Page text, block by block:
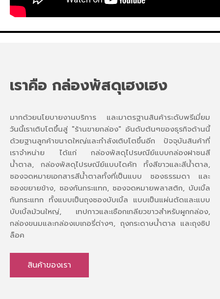
เราคือ กล่องพัสดุเฮงเฮง
มากด้วยนโยบายงานบริการ และมาตรฐานสินค้าระดับพรีเมี่ยม
วันนี้เราเติบโตขึ้นสู่ "ร้านขายกล่อง" อันดับต้นๆของธุรกิจด้านนี้
ด้วยฐานลูกค้าขนาดใหญ่และกำลังเติบโตขึ้นอีก ปัจจุบันสินค้าที่
เราจำหน่าย ได้แก่ กล่องพัสดุไปรษณีย์แบบกล่องฝาชนสี
น้ำตาล, กล่องพัสดุไปรษณีย์แบบไดคัท ทั้งสีขาวและสีน้ำตาล,
ซองจดหมายเอกสารสีน้ำตาลทั้งที่เป็นแบบ ซองธรรมดา และ
ซองขยายข้าง, ซองกันกระแทก, ซองจดหมายพลาสติก, บับเบิ้ล
กันกระแทก ทั้งแบบเป็นถุงซองบับเบิ้ล แบบเป็นแผ่นตัดและแบบ
บับเบิ้ลม้วนใหญ่, เทปกาวและเชือกเกลียวขาวสำหรับผูกกล่อง,
กล่องขนมและกล่องเบเกอรี่ต่างๆ, ถุงกระดาษน้ำตาล และถุงซิป
ล็อค
สินค้าของเรา